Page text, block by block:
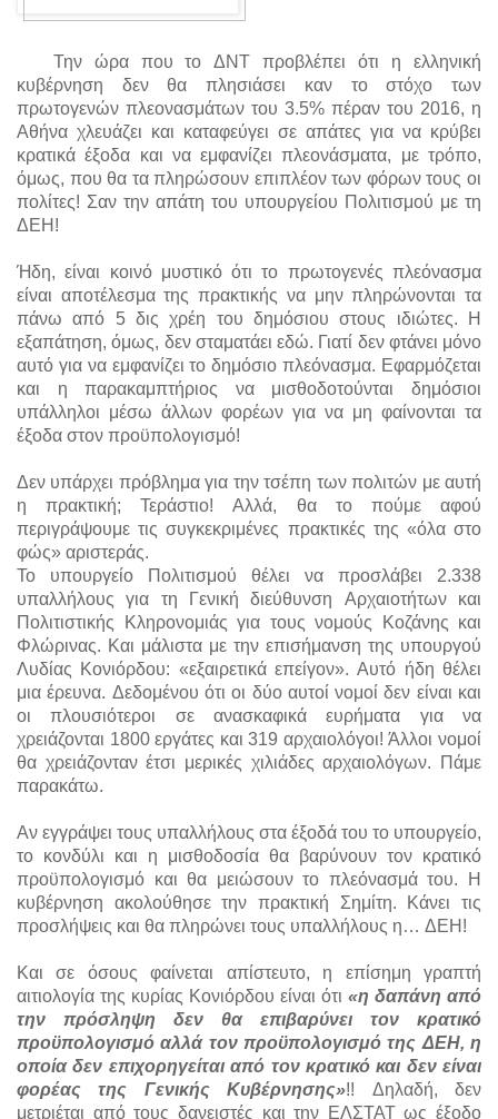
Την ώρα που το ΔΝΤ προβλέπει ότι η ελληνική
κυβέρνηση δεν θα πλησιάσει καν το στόχο των
πρωτογενών πλεονασμάτων του 3.5% πέραν του 2016, η
Αθήνα χλευάζει και καταφεύγει σε απάτες για να κρύβει
κρατικά έξοδα και να εμφανίζει πλεονάσματα, με τρόπο,
όμως, που θα τα πληρώσουν επιπλέον των φόρων τους οι
πολίτες! Σαν την απάτη του υπουργείου Πολιτισμού με τη
ΔΕΗ!
Ήδη, είναι κοινό μυστικό ότι το πρωτογενές πλεόνασμα
είναι αποτέλεσμα της πρακτικής να μην πληρώνονται τα
πάνω από 5 δις χρέη του δημόσιου στους ιδιώτες. Η
εξαπάτηση, όμως, δεν σταματάει εδώ. Γιατί δεν φτάνει μόνο
αυτό για να εμφανίζει το δημόσιο πλεόνασμα. Εφαρμόζεται
και η παρακαμπτήριος να μισθοδοτούνται δημόσιοι
υπάλληλοι μέσω άλλων φορέων για να μη φαίνονται τα
έξοδα στον προϋπολογισμό!
Δεν υπάρχει πρόβλημα για την τσέπη των πολιτών με αυτή
η πρακτική; Τεράστιο! Αλλά, θα το πούμε αφού
περιγράψουμε τις συγκεκριμένες πρακτικές της «όλα στο
φώς» αριστεράς.
Το υπουργείο Πολιτισμού θέλει να προσλάβει 2.338
υπαλλήλους για τη Γενική διεύθυνση Αρχαιοτήτων και
Πολιτιστικής Κληρονομιάς για τους νομούς Κοζάνης και
Φλώρινας. Και μάλιστα με την επισήμανση της υπουργού
Λυδίας Κονιόρδου: «εξαιρετικά επείγον». Αυτό ήδη θέλει
μια έρευνα. Δεδομένου ότι οι δύο αυτοί νομοί δεν είναι και
οι πλουσιότεροι σε ανασκαφικά ευρήματα για να
χρειάζονται 1800 εργάτες και 319 αρχαιολόγοι! Άλλοι νομοί
θα χρειάζονταν έτσι μερικές χιλιάδες αρχαιολόγων. Πάμε
παρακάτω.
Αν εγγράψει τους υπαλλήλους στα έξοδά του το υπουργείο,
το κονδύλι και η μισθοδοσία θα βαρύνουν τον κρατικό
προϋπολογισμό και θα μειώσουν το πλεόνασμά του. Η
κυβέρνηση ακολούθησε την πρακτική Σημίτη. Κάνει τις
προσλήψεις και θα πληρώνει τους υπαλλήλους η… ΔΕΗ!
Και σε όσους φαίνεται απίστευτο, η επίσημη γραπτή
αιτιολογία της κυρίας Κονιόρδου είναι ότι «η δαπάνη από
την πρόσληψη δεν θα επιβαρύνει τον κρατικό
προϋπολογισμό αλλά τον προϋπολογισμό της ΔΕΗ, η
οποία δεν επιχορηγείται από τον κρατικό και δεν είναι
φορέας της Γενικής Κυβέρνησης»!! Δηλαδή, δεν
μετριέται από τους δανειστές και την ΕΛΣΤΑΤ ως έξοδο